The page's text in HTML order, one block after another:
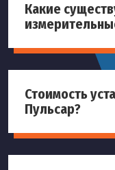
Какие
Стоимость
Пульсар?